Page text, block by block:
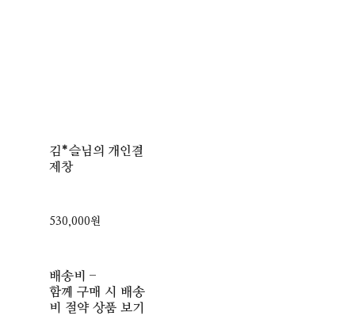
김*슬님의 개인결
제창
530,000원
배송비 -
함께 구매 시 배송
비 절약 상품 보기